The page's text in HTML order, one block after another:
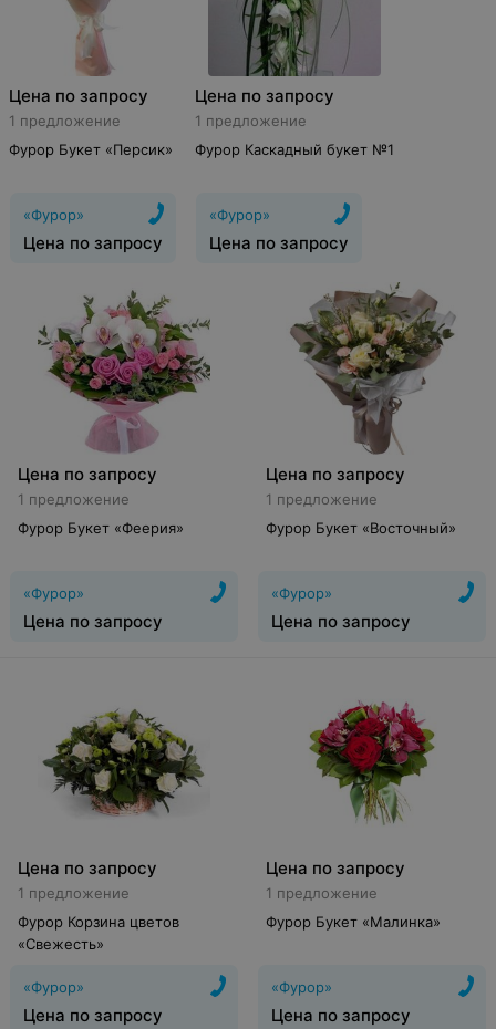
Цена по запросу
1 предложение
Фурор Букет «Персик»
«Фурор»
Цена по запросу
Цена по запросу
1 предложение
Фурор Каскадный букет №1
«Фурор»
Цена по запросу
Цена по запросу
1 предложение
Фурор Букет «Феерия»
«Фурор»
Цена по запросу
Цена по запросу
1 предложение
Фурор Букет «Восточный»
«Фурор»
Цена по запросу
Цена по запросу
1 предложение
Фурор Корзина цветов
«Свежесть»
«Фурор»
Цена по запросу
Цена по запросу
1 предложение
Фурор Букет «Малинка»
«Фурор»
Цена по запросу